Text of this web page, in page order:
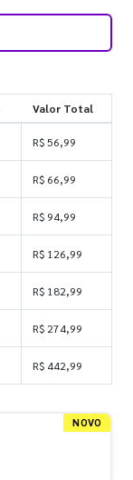
Valor Total
R$ 56,99
R$ 66,99
R$ 94,99
R$ 126,99
R$ 182,99
R$ 274,99
R$ 442,99
NOVO